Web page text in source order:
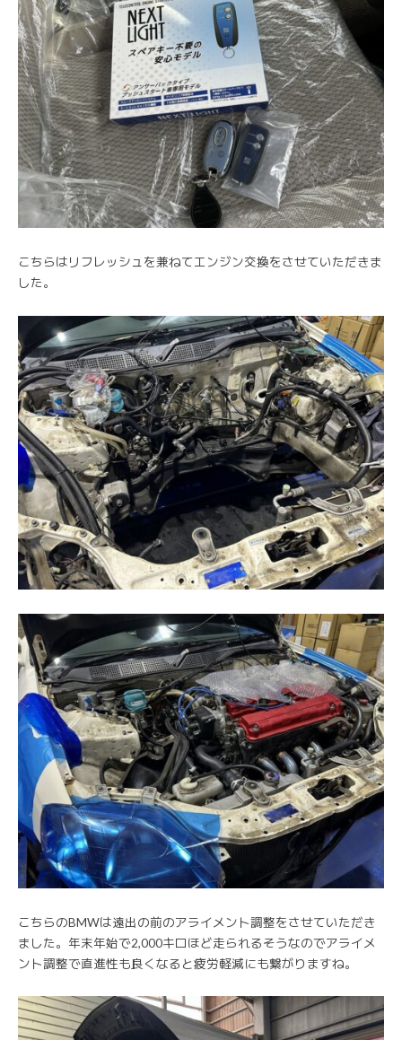
こちらはリフレッシュを兼ねてエンジン交換をさせていただきま
した。
こちらのBMWは遠出の前のアライメント調整をさせていただき
ました。年末年始で2,000キロほど走られるそうなのでアライメ
ント調整で直進性も良くなると疲労軽減にも繋がりますね。